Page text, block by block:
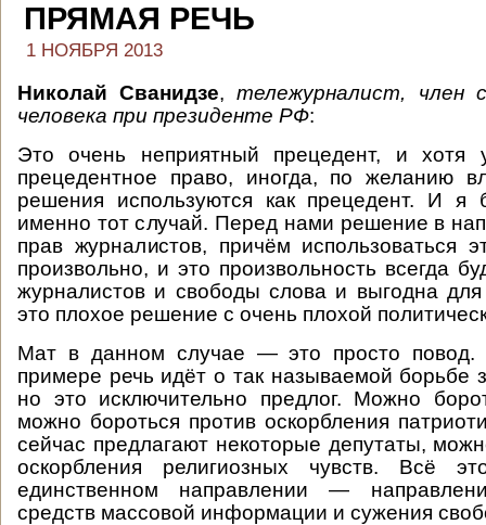
ПРЯМАЯ РЕЧЬ
1 НОЯБРЯ 2013
Николай Сванидзе, тележурналист, член
человека при президенте РФ:
Это очень неприятный прецедент, и
прецедентное право, иногда, по желанию
решения используются как прецедент. И
именно тот случай. Перед нами решение в
прав журналистов, причём использоваться
произвольно, и это произвольность всегда
журналистов и свободы слова и выгодна
это плохое решение с очень плохой
Мат в данном случае — это просто повод.
примере речь идёт о так называемой борьбе
но это исключительно предлог. Можно
можно бороться против оскорбления
сейчас предлагают некоторые депутаты,
оскорбления религиозных чувств. Всё
единственном направлении —
средств массовой информации и сужения